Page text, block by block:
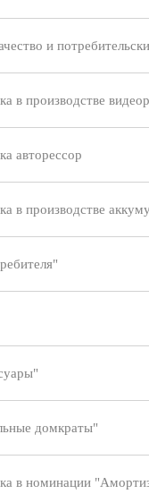
и
в производстве
авторессор
в производстве
домкраты"
в номинации